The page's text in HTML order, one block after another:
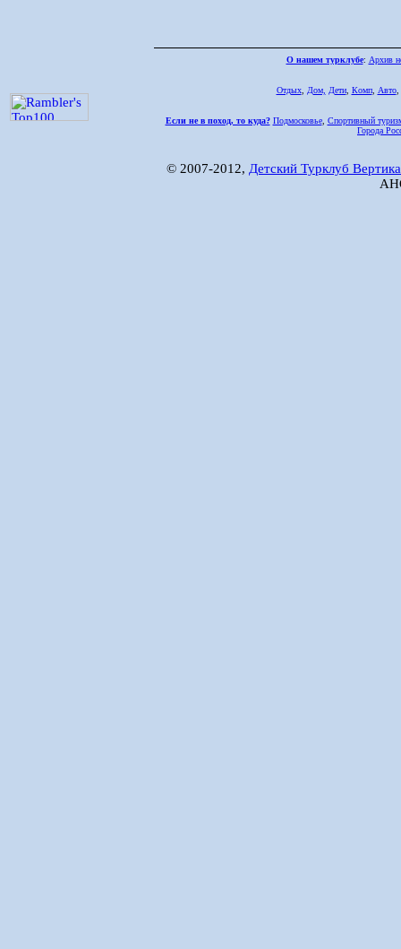
О нашем турклубе: Архив
Отдых, Дом, Дети, Комп, Авто,
Если не в поход, то куда? Подмосковье, Спортивный
Города
© 2007-2012, Детский Турклуб